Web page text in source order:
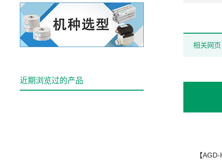
相关网页
【
近期浏览过的产品